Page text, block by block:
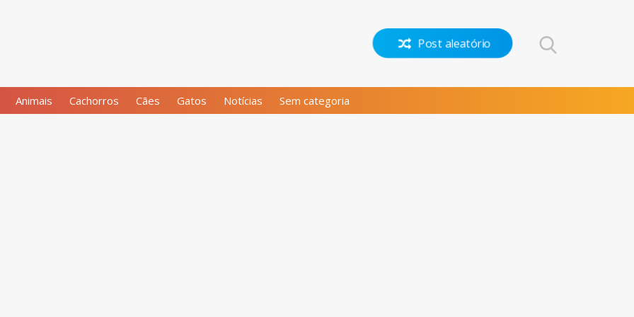
Post aleatório
Animais Cachorros Cães Gatos Notícias Sem categoria